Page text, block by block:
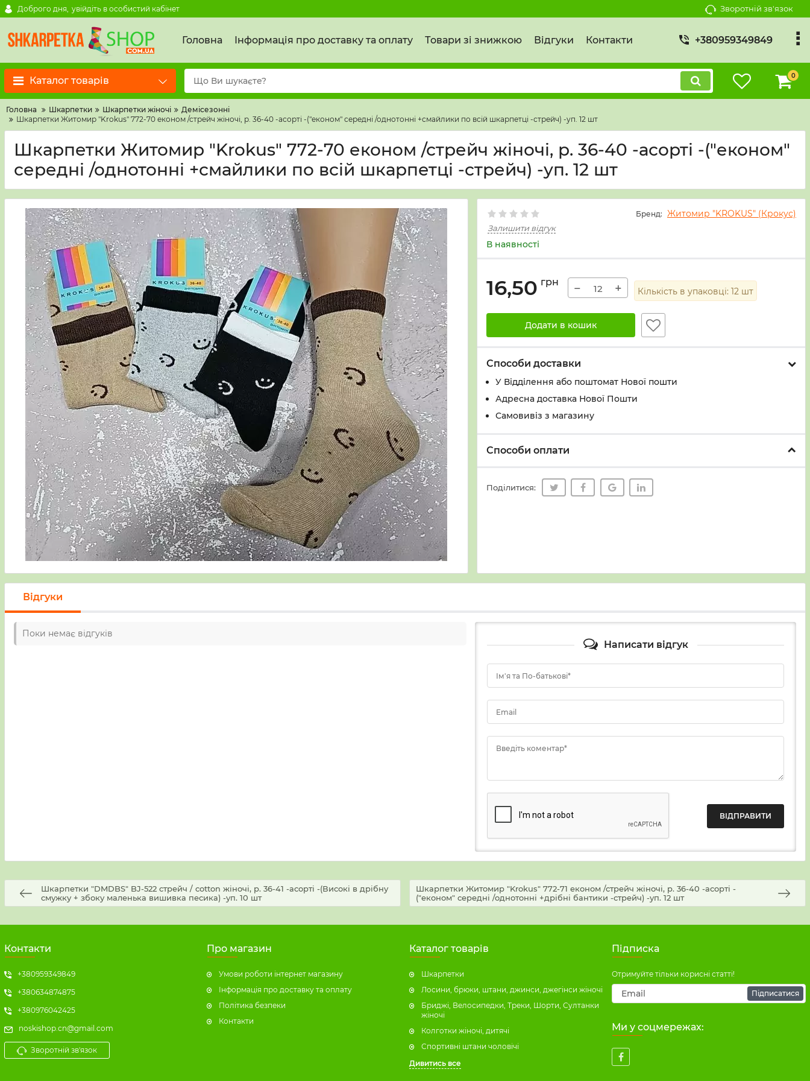
Доброго дня, увійдіть в особистий кабінет Зворотній зв'язок
Головна Інформація про доставку та оплату Товари зі знижкою Відгуки Контакти +380959349849
Каталог товарів 0
Головна Шкарпетки Шкарпетки жіночі
Демісезонні
Шкарпетки Житомир "Krokus" 772-70 економ /стрейч жіночі, р. 36-40 -асорті -("економ" середні /однотонні +смайлики по всій шкарпетці -стрейч) -уп. 12 шт
Шкарпетки Житомир "Krokus" 772-70 економ /стрейч жіночі, р. 36-40 -асорті -("економ"
середні /однотонні +смайлики по всій шкарпетці -стрейч) -уп. 12 шт
Бренд: Житомир "KROKUS" (Крокус)
Залишити відгук
В наявності
16,50 грн − + Кількість в упаковці: 12 шт
Додати в кошик
Способи доставки
У Вiддiлення або поштомат Нової пошти
Адресна доставка Нової Пошти
Самовивіз з магазину
Способи оплати
Поділитися:
Відгуки
Поки немає відгуків
Написати відгук
Ім'я та По-батькові*
Email
Введіть коментар*
Шкарпетки "DMDBS" BJ-522 стрейч / cotton жіночі, р. 36-41 -асорті -(Високі в дрібну
смужку + збоку маленька вишивка песика) -уп. 10 шт
Шкарпетки Житомир "Krokus" 772-71 економ /стрейч жіночі, р. 36-40 -асорті -
("економ" середні /однотонні +дрібні бантики -стрейч) -уп. 12 шт
Контакти
+380959349849
+380634874875
+380976042425
noskishop.cn@gmail.com
Зворотній зв'язок
Про магазин
Умови роботи інтернет магазину
Інформація про доставку та оплату
Політика безпеки
Контакти
Каталог товарів
Шкарпетки
Лосини, брюки, штани, джинси, джегінси жіночі
Бриджі, Велосипедки, Треки, Шорти, Султанки
жіночі
Колготки жіночі, дитячі
Спортивні штани чоловічі
Дивитись все
Підписка
Отримуйте тільки корисні статті!
Підписатися
Ми у соцмережах: